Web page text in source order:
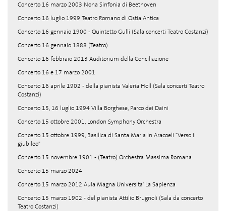
Concerto 16 marzo 2003 Nona Sinfonia di Beethoven
Concerto 16 luglio 1999 Teatro Romano di Ostia Antica
Concerto 16 gennaio 1900 - Quintetto Gullì (Sala concerti Teatro Costanzi)
Concerto 16 gennaio 1888 (Teatro)
Concerto 16 febbraio 2013 Auditorium della Conciliazione
Concerto 16 e 17 marzo 2001
Concerto 16 aprile 1902 - della pianista Valeria Holl (Sala concerti Teatro
Costanzi)
Concerto 15, 16 luglio 1994 Villa Borghese, Parco dei Daini
Concerto 15 ottobre 2001, London Symphony Orchestra
Concerto 15 ottobre 1999, Basilica di Santa Maria in Aracoeli "Verso il
giubileo"
Concerto 15 novembre 1901 - (Teatro) Orchestra Massima Romana
Concerto 15 marzo 2024
Concerto 15 marzo 2012 Aula Magna Universita' La Sapienza
Concerto 15 marzo 1902 - del pianista Attilio Brugnoli (Sala da concerto
Teatro Costanzi)